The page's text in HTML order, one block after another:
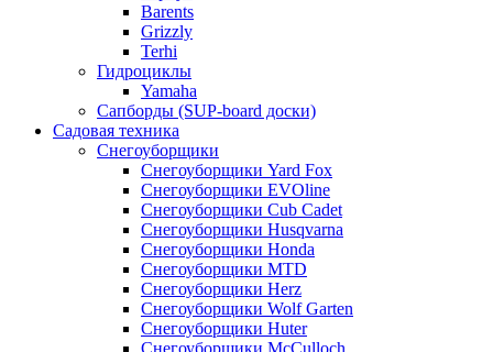
Barents
Grizzly
Terhi
Гидроциклы
Yamaha
Сапборды (SUP-board доски)
Садовая техника
Снегоуборщики
Снегоуборщики Yard Fox
Снегоуборщики EVOline
Снегоуборщики Cub Cadet
Снегоуборщики Husqvarna
Снегоуборщики Honda
Снегоуборщики MTD
Снегоуборщики Herz
Снегоуборщики Wolf Garten
Снегоуборщики Huter
Снегоуборщики McCulloch